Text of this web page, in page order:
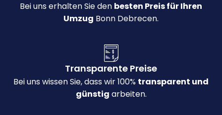
Bei uns erhalten Sie den besten Preis für Ihren
Umzug Bonn Debrecen.
Transparente Preise
Bei uns wissen Sie, dass wir 100% transparent und
günstig arbeiten.